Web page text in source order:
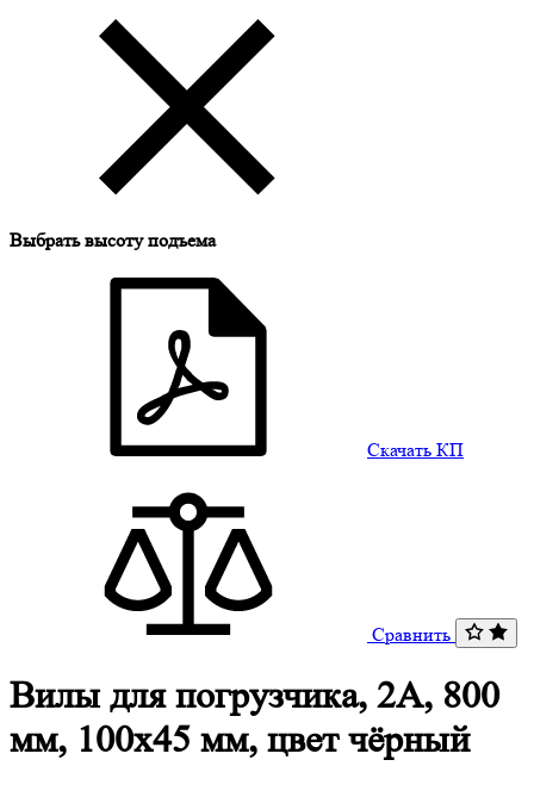
Выбрать высоту подъема
Скачать КП
Сравнить
Вилы для погрузчика, 2A, 800
мм, 100x45 мм, цвет чёрный